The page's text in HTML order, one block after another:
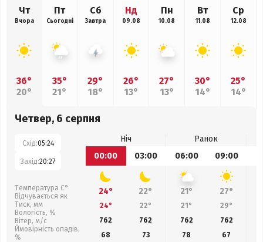
Чт
Вчора
36°
20°
Пт
Сьогодні
35°
21°
Сб
Завтра
29°
18°
Нд
09.08
26°
13°
Пн
10.08
27°
13°
Вт
11.08
30°
14°
Ср
12.08
25°
14°
Четвер, 6 серпня
Схід:05:24
Захід:20:27
Температура С°
Відчувається як
Тиск, мм
Вологість, %
Вітер, м/с
Ймовірність опадів,
%
Ніч
Ранок
00:00
03:00 06:00 09:00
24° 22° 21° 27°
24° 22° 21° 29°
762
762 762 762
68
73 78 67